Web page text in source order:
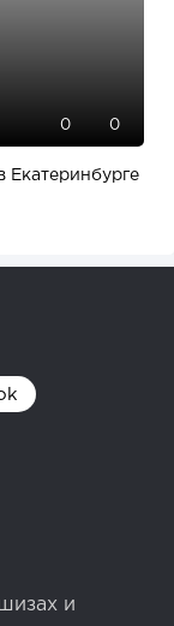
0 0
Екатеринбурге
и